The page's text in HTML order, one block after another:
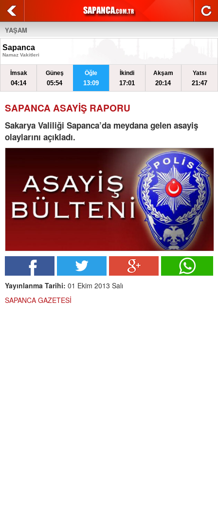
YAŞAM
Sapanca
Namaz Vakitleri
İmsak
04:14
Güneş
05:54
Öğle
13:09
İkindi
17:01
Akşam
20:14
Yatsı
21:47
SAPANCA ASAYİŞ RAPORU
Sakarya Valiliği Sapanca’da meydana gelen asayiş
olaylarını açıkladı.
Yayınlanma Tarihi: 01 Ekim 2013 Salı
SAPANCA GAZETESİ